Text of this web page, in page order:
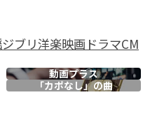
ジブリ洋楽映画ドラマCM
動画プラス
「カポなし」の曲